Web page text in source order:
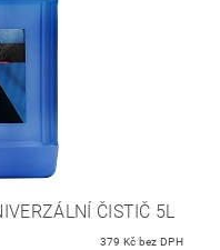
ČISTIČ 5L
379 Kč bez DPH